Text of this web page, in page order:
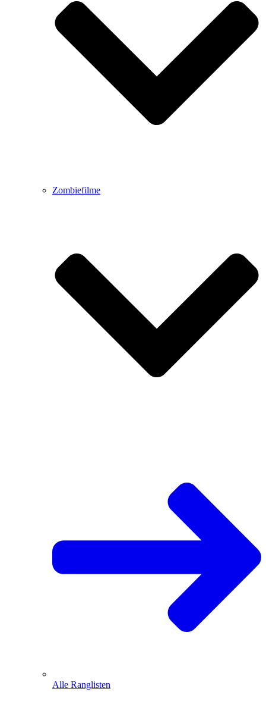
Zombiefilme
Alle Ranglisten